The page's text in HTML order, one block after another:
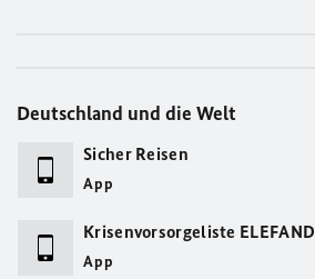
Deutschland und die Welt
Sicher Reisen
App
Krisenvorsorgeliste ELEFAND
App